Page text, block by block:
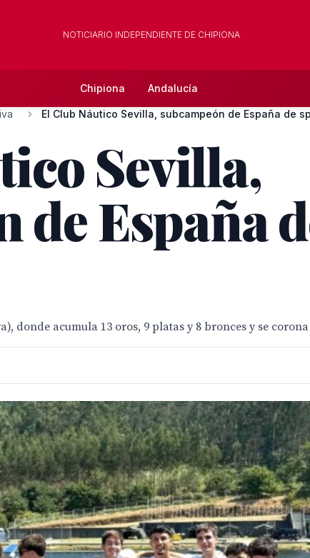
NOTICIARIO INDEPENDIENTE DE CHIPIONA
Chipiona Andalucía
El Club Náutico Sevilla, subcampeón de España de
Sevilla,
de España
donde acumula 13 oros, 9 platas y 8 bronces y se